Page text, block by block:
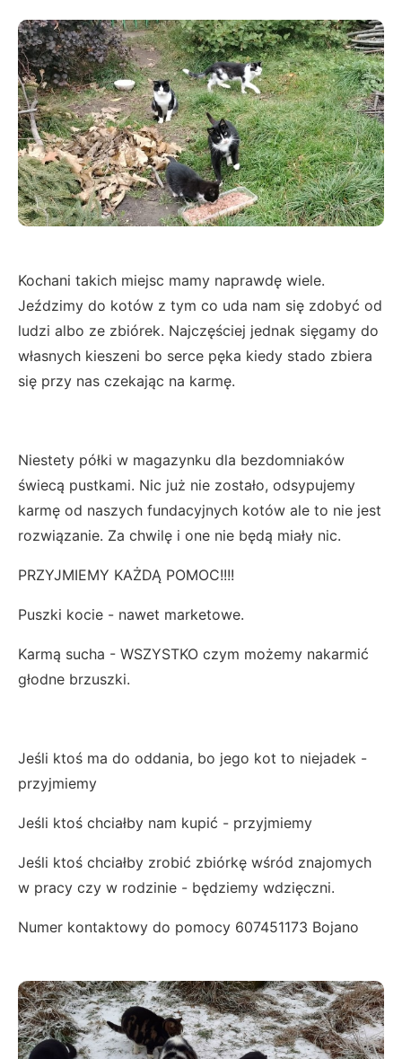
Kochani takich miejsc mamy naprawdę wiele.
Jeździmy do kotów z tym co uda nam się zdobyć od
ludzi albo ze zbiórek. Najczęściej jednak sięgamy do
własnych kieszeni bo serce pęka kiedy stado zbiera
się przy nas czekając na karmę.
Niestety półki w magazynku dla bezdomniaków
świecą pustkami. Nic już nie zostało, odsypujemy
karmę od naszych fundacyjnych kotów ale to nie jest
rozwiązanie. Za chwilę i one nie będą miały nic.
PRZYJMIEMY KAŻDĄ POMOC!!!!
Puszki kocie - nawet marketowe.
Karmą sucha - WSZYSTKO czym możemy nakarmić
głodne brzuszki.
Jeśli ktoś ma do oddania, bo jego kot to niejadek -
przyjmiemy
Jeśli ktoś chciałby nam kupić - przyjmiemy
Jeśli ktoś chciałby zrobić zbiórkę wśród znajomych
w pracy czy w rodzinie - będziemy wdzięczni.
Numer kontaktowy do pomocy 607451173 Bojano